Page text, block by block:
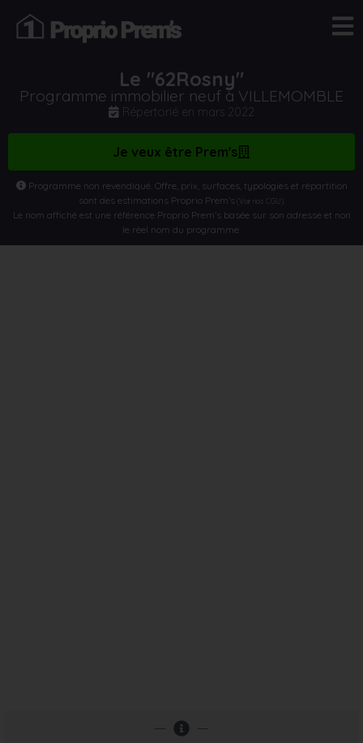
Le "62Rosny"
Programme immobilier neuf à VILLEMOMBLE
Répertorié en mars 2022
Je veux être Prem's
Programme non revendiqué. Offre, prix, surfaces, typologies et répartition
sont des estimations Proprio Prem’s(Voir nos CGU)
Le nom affiché est une référence Proprio Prem’s basée sur son adresse et non
le réel nom du programme.